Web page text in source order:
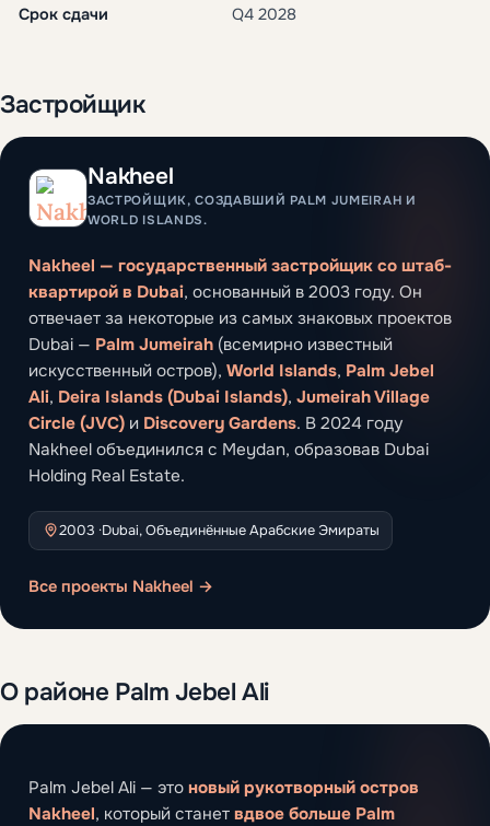
Срок сдачи Q4 2028
Застройщик
Nakheel
ЗАСТРОЙЩИК, СОЗДАВШИЙ PALM JUMEIRAH И
WORLD ISLANDS.
Nakheel — государственный застройщик со штаб-
квартирой в Dubai, основанный в 2003 году. Он
отвечает за некоторые из самых знаковых проектов
Dubai — Palm Jumeirah (всемирно известный
искусственный остров), World Islands, Palm Jebel
Ali, Deira Islands (Dubai Islands), Jumeirah Village
Circle (JVC) и Discovery Gardens. В 2024 году
Nakheel объединился с Meydan, образовав Dubai
Holding Real Estate.
2003 ·Dubai, Объединённые Арабские Эмираты
Все проекты Nakheel →
О районе Palm Jebel Ali
Palm Jebel Ali — это новый рукотворный остров
Nakheel, который станет вдвое больше Palm